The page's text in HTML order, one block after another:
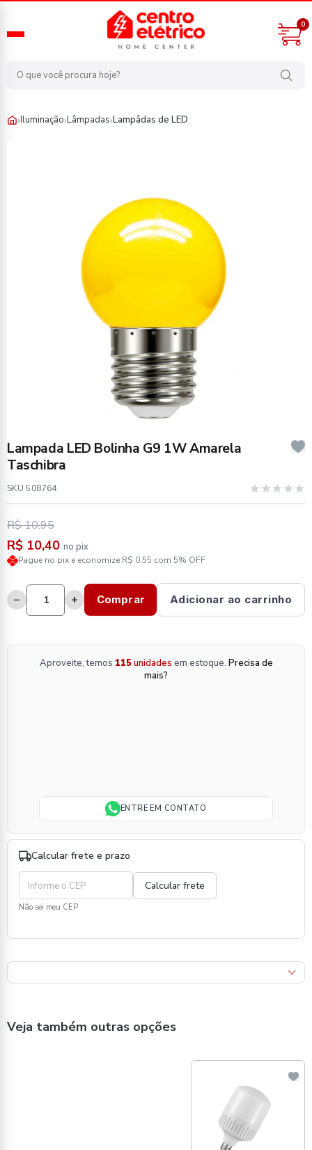
0
›Iluminação›Lâmpadas›Lampâdas de LED
Lampada LED Bolinha G9 1W Amarela
Taschibra
SKU 508764
R$ 10,95
R$ 10,40 no pix
Pague no pix e economize R$ 0,55 com 5% OFF
− + Comprar Adicionar ao carrinho
Aproveite, temos 115unidades em estoque. Precisa de
mais?
ENTRE EM CONTATO
Calcular frete e prazo
Não sei meu CEP
Veja também outras opções